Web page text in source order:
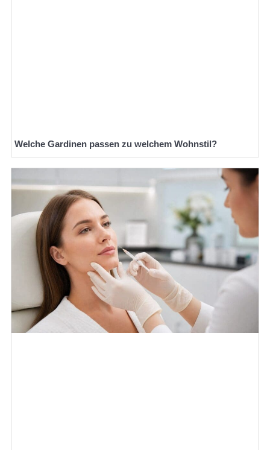
Welche Gardinen passen zu welchem Wohnstil?